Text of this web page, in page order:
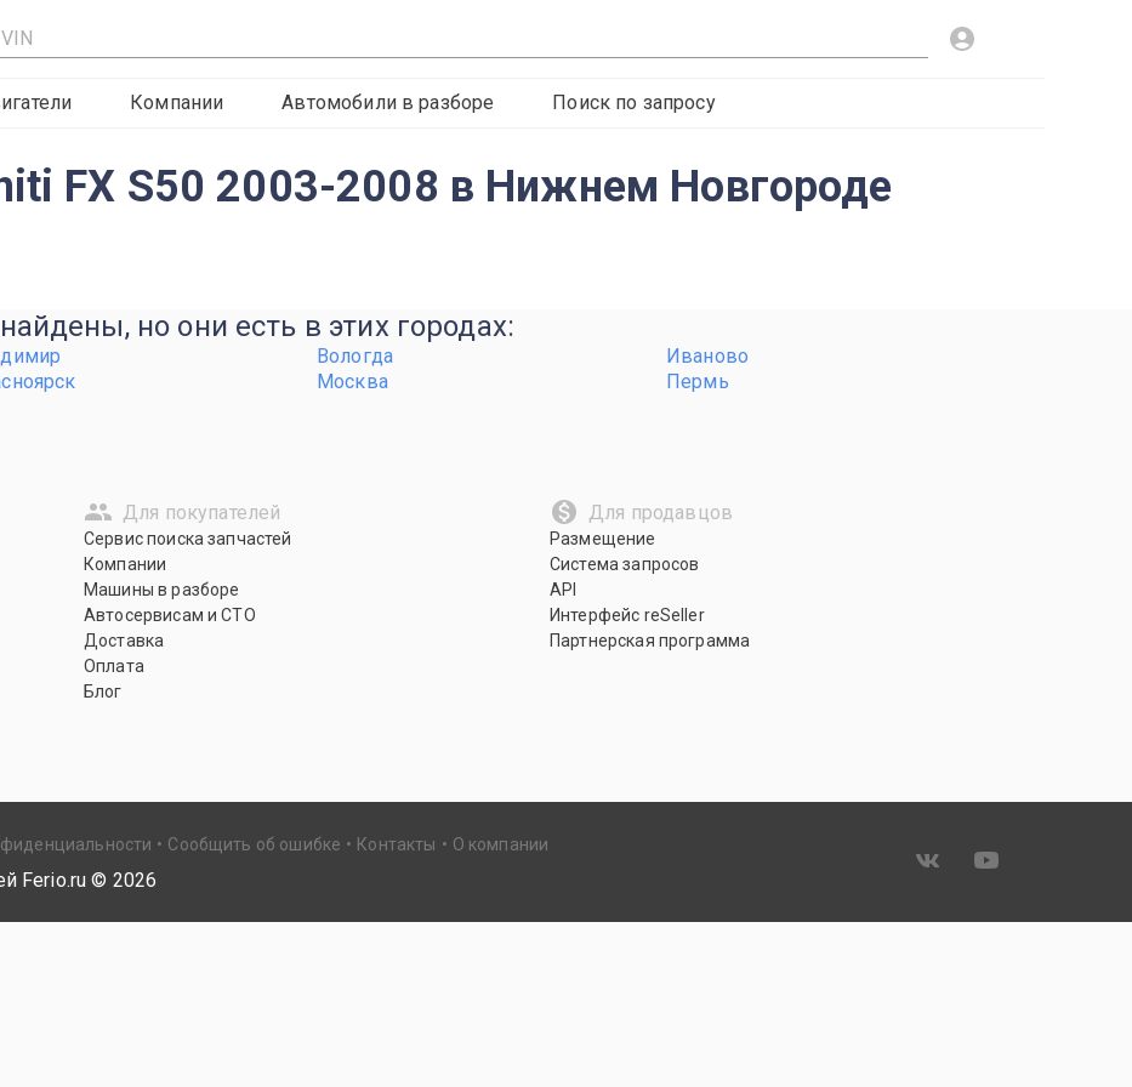
Компании Автомобили в разборе Поиск по запросу
FX S50 2003-2008 в Нижнем Новгороде
но они есть в этих городах:
Вологда
Иваново
Москва
Пермь
Для покупателей
Сервис поиска запчастей
Компании
Машины в разборе
Автосервисам и СТО
Доставка
Оплата
Блог
Для продавцов
Размещение
Система запросов
API
Интерфейс reSeller
Партнерская программа
Сообщить об ошибке Контакты О компании
Ferio.ru © 2026